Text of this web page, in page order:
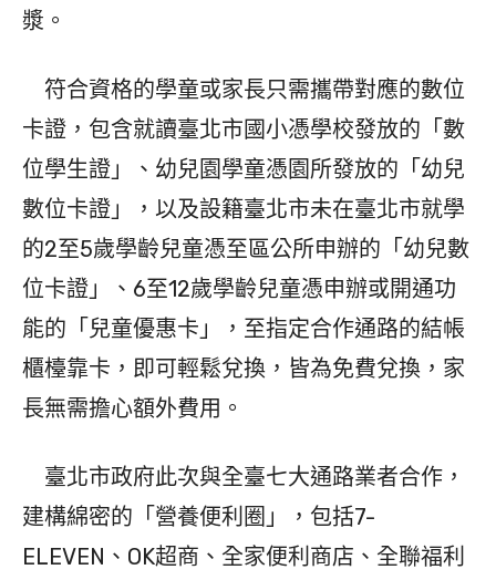
漿。
符合資格的學童或家長只需攜帶對應的數位
卡證，包含就讀臺北市國小憑學校發放的「數
位學生證」、幼兒園學童憑園所發放的「幼兒
數位卡證」，以及設籍臺北市未在臺北市就學
的2至5歲學齡兒童憑至區公所申辦的「幼兒數
位卡證」、6至12歲學齡兒童憑申辦或開通功
能的「兒童優惠卡」，至指定合作通路的結帳
櫃檯靠卡，即可輕鬆兌換，皆為免費兌換，家
長無需擔心額外費用。
臺北市政府此次與全臺七大通路業者合作，
建構綿密的「營養便利圈」，包括7-
ELEVEN、OK超商、全家便利商店、全聯福利